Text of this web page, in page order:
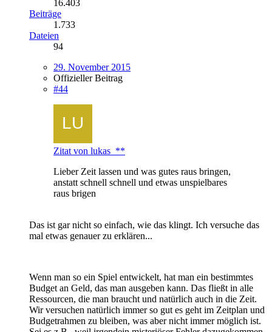
16.403
Beiträge
1.733
Dateien
94
29. November 2015
Offizieller Beitrag
#44
Zitat von lukas_**
Lieber Zeit lassen und was gutes raus bringen,
anstatt schnell schnell und etwas unspielbares
raus brigen
Das ist gar nicht so einfach, wie das klingt. Ich versuche das
mal etwas genauer zu erklären...
Wenn man so ein Spiel entwickelt, hat man ein bestimmtes
Budget an Geld, das man ausgeben kann. Das fließt in alle
Ressourcen, die man braucht und natürlich auch in die Zeit.
Wir versuchen natürlich immer so gut es geht im Zeitplan und
Budgetrahmen zu bleiben, was aber nicht immer möglich ist.